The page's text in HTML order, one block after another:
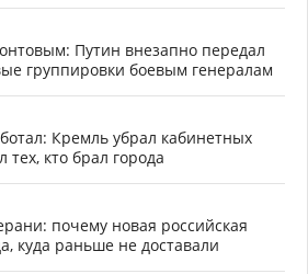
Путин внезапно передал
группировки боевым генералам
Кремль убрал кабинетных
тех, кто брал города
почему новая российская
куда раньше не доставали